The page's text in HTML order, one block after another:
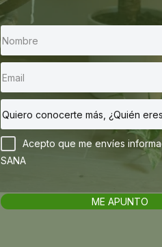
Acepto que me envíes
SANA
ME APUNTO